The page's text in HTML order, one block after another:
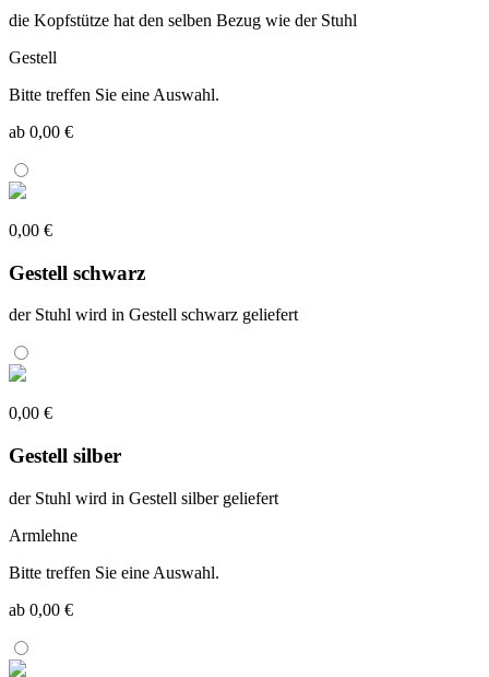
die Kopfstütze hat den selben Bezug wie der Stuhl
Gestell
Bitte treffen Sie eine Auswahl.
ab 0,00 €
0,00 €
Gestell schwarz
der Stuhl wird in Gestell schwarz geliefert
0,00 €
Gestell silber
der Stuhl wird in Gestell silber geliefert
Armlehne
Bitte treffen Sie eine Auswahl.
ab 0,00 €